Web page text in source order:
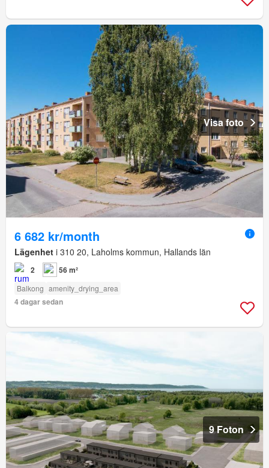
Visa foto
6 682 kr/month
Lägenhet i 310 20, Laholms kommun, Hallands län
2 56 m²
Balkong amenity_drying_area
4 dagar sedan
9 Foton